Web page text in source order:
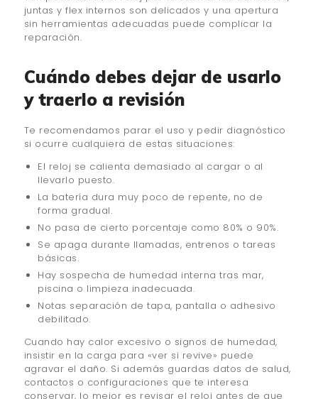
juntas y flex internos son delicados y una apertura
sin herramientas adecuadas puede complicar la
reparación.
Cuándo debes dejar de usarlo
y traerlo a revisión
Te recomendamos parar el uso y pedir diagnóstico
si ocurre cualquiera de estas situaciones:
El reloj se calienta demasiado al cargar o al
llevarlo puesto.
La batería dura muy poco de repente, no de
forma gradual.
No pasa de cierto porcentaje como 80% o 90%.
Se apaga durante llamadas, entrenos o tareas
básicas.
Hay sospecha de humedad interna tras mar,
piscina o limpieza inadecuada.
Notas separación de tapa, pantalla o adhesivo
debilitado.
Cuando hay calor excesivo o signos de humedad,
insistir en la carga para «ver si revive» puede
agravar el daño. Si además guardas datos de salud,
contactos o configuraciones que te interesa
conservar, lo mejor es revisar el reloj antes de que